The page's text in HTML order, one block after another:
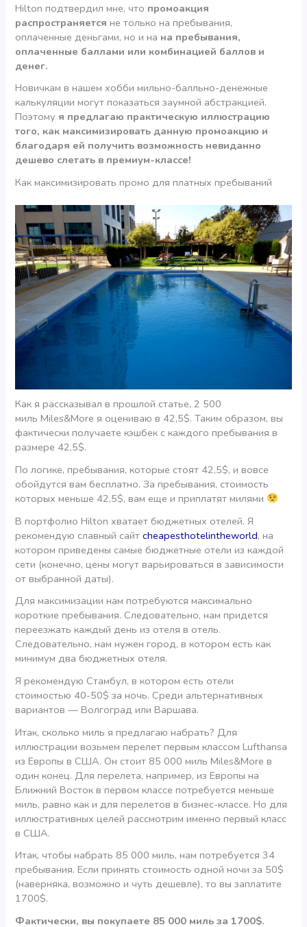
Hilton подтвердил мне, что промоакция
распространяется не только на пребывания,
оплаченные деньгами, но и на на пребывания,
оплаченные баллами или комбинацией баллов и
денег.
Новичкам в нашем хобби мильно-балльно-денежные
калькуляции могут показаться заумной абстракцией.
Поэтому я предлагаю практическую иллюстрацию
того, как максимизировать данную промоакцию и
благодаря ей получить возможность невиданно
дешево слетать в премиум-классе!
Как максимизировать промо для платных пребываний
Как я рассказывал в прошлой статье, 2 500
миль Miles&More я оцениваю в 42,5$. Таким образом, вы
фактически получаете кэшбек с каждого пребывания в
размере 42,5$.
По логике, пребывания, которые стоят 42,5$, и вовсе
обойдутся вам бесплатно. За пребывания, стоимость
которых меньше 42,5$, вам еще и приплатят милями
В портфолио Hilton хватает бюджетных отелей. Я
рекомендую славный сайтcheapesthotelintheworld, на
котором приведены самые бюджетные отели из каждой
сети (конечно, цены могут варьироваться в зависимости
от выбранной даты).
Для максимизации нам потребуются максимально
короткие пребывания. Следовательно, нам придется
переезжать каждый день из отеля в отель.
Следовательно, нам нужен город, в котором есть как
минимум два бюджетных отеля.
Я рекомендую Стамбул, в котором есть отели
стоимостью 40-50$ за ночь. Среди альтернативных
вариантов — Волгоград или Варшава.
Итак, сколько миль я предлагаю набрать? Для
иллюстрации возьмем перелет первым классом Lufthansa
из Европы в США. Он стоит 85 000 миль Miles&More в
один конец. Для перелета, например, из Европы на
Ближний Восток в первом классе потребуется меньше
миль, равно как и для перелетов в бизнес-классе. Но для
иллюстративных целей рассмотрим именно первый класс
в США.
Итак, чтобы набрать 85 000 миль, нам потребуется 34
пребывания. Если принять стоимость одной ночи за 50$
(наверняка, возможно и чуть дешевле), то вы заплатите
1700$.
Фактически, вы покупаете 85 000 миль за 1700$.